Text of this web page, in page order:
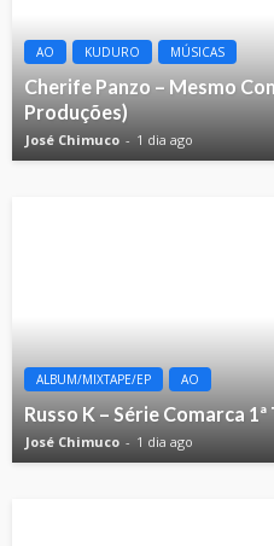
AO KUDURO MÚSICAS
Cherife Panzo – Mesmo
Produções)
José Chimuco 1 dia ago
ALBUM/MIXTAPE/EP AO
Russo K – Série Comarca
José Chimuco 1 dia ago